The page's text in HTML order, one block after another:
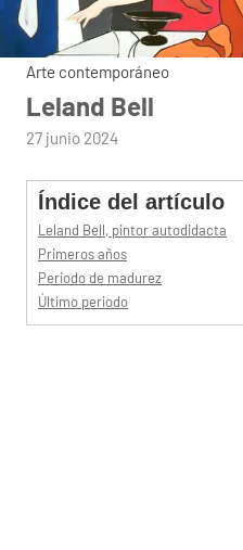
Arte contemporáneo
Leland Bell
por
27 junio 2024
Índice del artículo
Leland Bell, pintor autodidacta
Primeros años
Periodo de madurez
Último periodo